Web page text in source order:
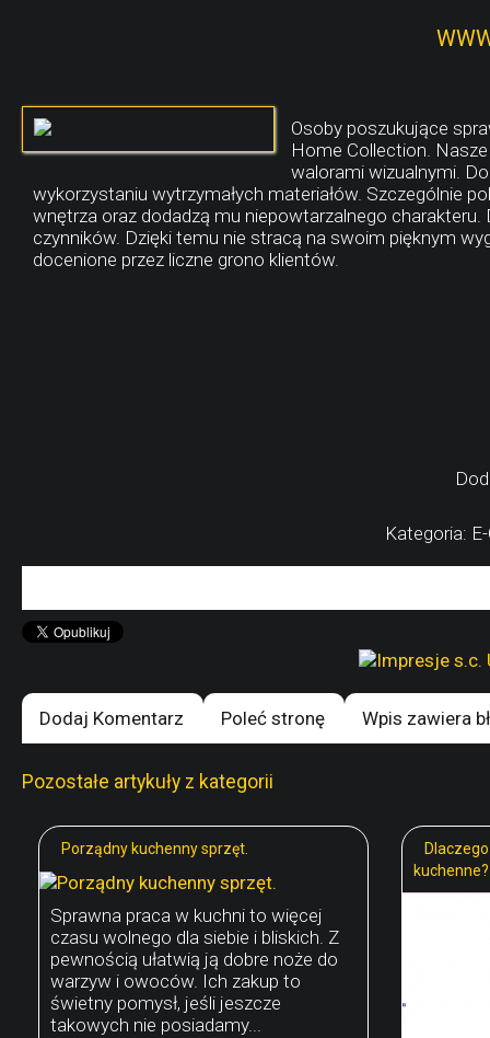
Osoby poszukujące
Home Collection.
walorami wizualnymi.
wykorzystaniu wytrzymałych materiałów. Szczególnie
wnętrza oraz dodadzą mu niepowtarzalnego
czynników. Dzięki temu nie stracą na swoim pięknym
docenione przez liczne grono klientów.
Kategoria:
Dodaj Komentarz Poleć stronę Wpis zawiera
Pozostałe artykuły z kategorii
Porządny kuchenny sprzęt.
Sprawna praca w kuchni to więcej
czasu wolnego dla siebie i bliskich. Z
pewnością ułatwią ją dobre noże do
warzyw i owoców. Ich zakup to
świetny pomysł, jeśli jeszcze
takowych nie posiadamy...
kuchenne?